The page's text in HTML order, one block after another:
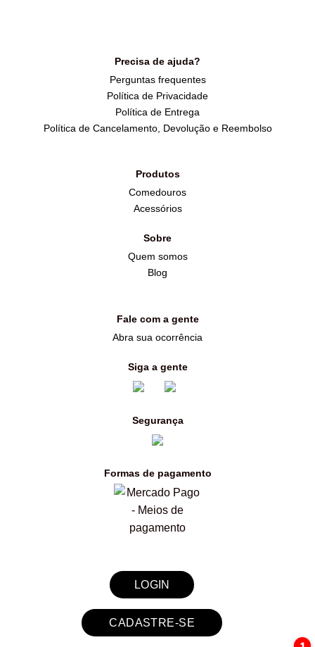
Precisa de ajuda?
Perguntas frequentes
Política de Privacidade
Política de Entrega
Política de Cancelamento, Devolução e Reembolso
Produtos
Comedouros
Acessórios
Sobre
Quem somos
Blog
Fale com a gente
Abra sua ocorrência
Siga a gente
Segurança
Formas de pagamento
LOGIN
CADASTRE-SE